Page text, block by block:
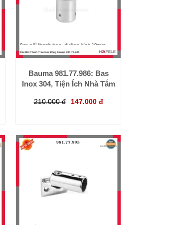
Bauma 981.77.986: Bas
Inox 304, Tiện Ích Nhà Tắm
210.000 đ 147.000 đ